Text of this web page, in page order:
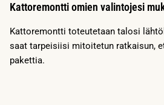
Kattoremontti omien valintojesi
Kattoremontti toteutetaan talosi
saat tarpeisiisi mitoitetun ratkaisun,
pakettia.